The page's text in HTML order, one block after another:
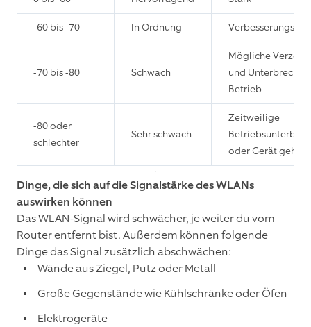
-60 bis -70 In Ordnung
-70 bis -80 Schwach
Mögliche
und
Betrieb
-80 oder
schlechter
Sehr schwach
Zeitweilige
oder Gerät geht
Dinge, die sich auf die Signalstärke des WLANs
auswirken können
Das WLAN-Signal wird schwächer, je weiter du vom
Router entfernt bist. Außerdem können folgende
Dinge das Signal zusätzlich abschwächen:
Wände aus Ziegel, Putz oder Metall
Große Gegenstände wie Kühlschränke oder Öfen
Elektrogeräte